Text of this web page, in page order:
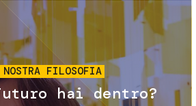
Immagine
FILOSOFIA
hai dentro?